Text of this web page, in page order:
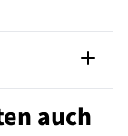
auch